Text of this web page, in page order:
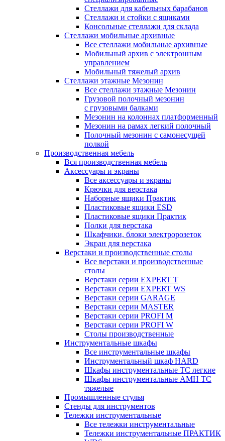
Стеллажи для кабельных барабанов
Стеллажи и стойки с ящиками
Консольные стеллажи для склада
Стеллажи мобильные архивные
Все стеллажи мобильные архивные
Мобильный архив с электронным
управлением
Мобильный тяжелый архив
Стеллажи этажные Мезонин
Все стеллажи этажные Мезонин
Грузовой полочный мезонин
с грузовыми балками
Мезонин на колоннах платформенный
Мезонин на рамах легкий полочный
Полочный мезонин с самонесущей
полкой
Производственная мебель
Вся производственная мебель
Аксессуары и экраны
Все аксессуары и экраны
Крючки для верстака
Наборные ящики Практик
Пластиковые ящики ESD
Пластиковые ящики Практик
Полки для верстака
Шкафчики, блоки электророзеток
Экран для верстака
Верстаки и производственные столы
Все верстаки и производственные
столы
Верстаки серии EXPERT T
Верстаки серии EXPERT WS
Верстаки серии GARAGE
Верстаки серии MASTER
Верстаки серии PROFI M
Верстаки серии PROFI W
Столы производственные
Инструментальные шкафы
Все инструментальные шкафы
Инструментальный шкаф HARD
Шкафы инструментальные ТС легкие
Шкафы инструментальные AMH TC
тяжелые
Промышленные стулья
Стенды для инструментов
Тележки инструментальные
Все тележки инструментальные
Тележки инструментальные ПРАКТИК